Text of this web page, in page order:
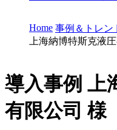
Home 事例＆トレン
上海納博特斯克液
導入事例 上
有限公司 様